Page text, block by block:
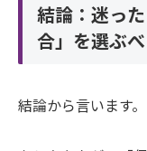
結論：迷っ
合」を選ぶ
結論から言います。